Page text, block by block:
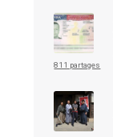
811 partages